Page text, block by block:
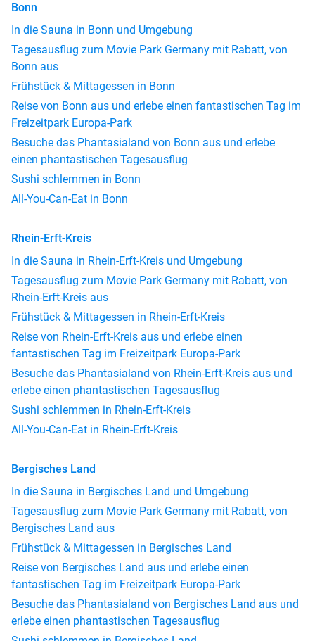
Bonn
In die Sauna in Bonn und Umgebung
Tagesausflug zum Movie Park Germany mit Rabatt, von
Bonn aus
Frühstück & Mittagessen in Bonn
Reise von Bonn aus und erlebe einen fantastischen Tag im
Freizeitpark Europa-Park
Besuche das Phantasialand von Bonn aus und erlebe
einen phantastischen Tagesausflug
Sushi schlemmen in Bonn
All-You-Can-Eat in Bonn
Rhein-Erft-Kreis
In die Sauna in Rhein-Erft-Kreis und Umgebung
Tagesausflug zum Movie Park Germany mit Rabatt, von
Rhein-Erft-Kreis aus
Frühstück & Mittagessen in Rhein-Erft-Kreis
Reise von Rhein-Erft-Kreis aus und erlebe einen
fantastischen Tag im Freizeitpark Europa-Park
Besuche das Phantasialand von Rhein-Erft-Kreis aus und
erlebe einen phantastischen Tagesausflug
Sushi schlemmen in Rhein-Erft-Kreis
All-You-Can-Eat in Rhein-Erft-Kreis
Bergisches Land
In die Sauna in Bergisches Land und Umgebung
Tagesausflug zum Movie Park Germany mit Rabatt, von
Bergisches Land aus
Frühstück & Mittagessen in Bergisches Land
Reise von Bergisches Land aus und erlebe einen
fantastischen Tag im Freizeitpark Europa-Park
Besuche das Phantasialand von Bergisches Land aus und
erlebe einen phantastischen Tagesausflug